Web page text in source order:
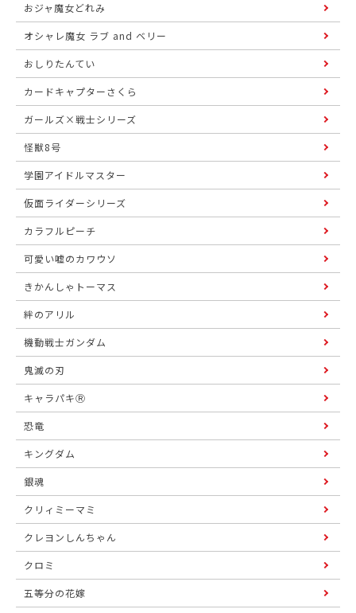
おジャ魔女どれみ
オシャレ魔女 ラブ and ベリー
おしりたんてい
カードキャプターさくら
ガールズ×戦士シリーズ
怪獣8号
学園アイドルマスター
仮面ライダーシリーズ
カラフルピーチ
可愛い嘘のカワウソ
きかんしゃトーマス
絆のアリル
機動戦士ガンダム
鬼滅の刃
キャラパキⓇ
恐竜
キングダム
銀魂
クリィミーマミ
クレヨンしんちゃん
クロミ
五等分の花嫁